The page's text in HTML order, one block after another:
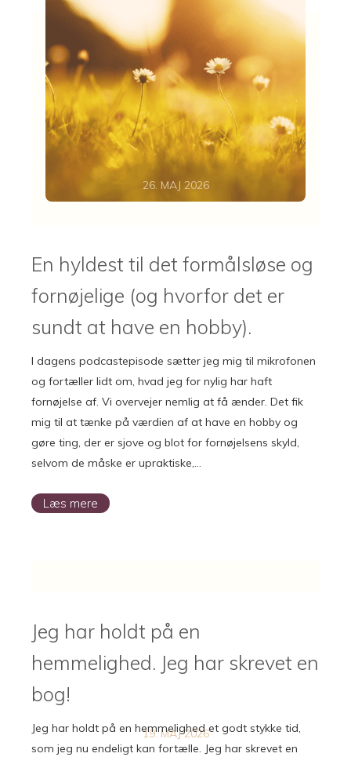
En hyldest til det formålsløse og
fornøjelige (og hvorfor det er
sundt at have en hobby).
26. MAJ 2026
I dagens podcastepisode sætter jeg mig til mikrofonen
og fortæller lidt om, hvad jeg for nylig har haft
fornøjelse af. Vi overvejer nemlig at få ænder. Det fik
mig til at tænke på værdien af at have en hobby og
gøre ting, der er sjove og blot for fornøjelsens skyld,
selvom de måske er upraktiske,…
Læs mere
Jeg har holdt på en
hemmelighed. Jeg har skrevet en
bog!
19. MAJ 2026
Jeg har holdt på en hemmelighed et godt stykke tid,
som jeg nu endeligt kan fortælle. Jeg har skrevet en